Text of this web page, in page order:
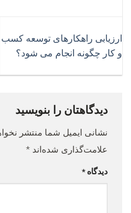
ارزیابی راهکارهای توسعه کسب
و کار چگونه انجام می شود؟
دیدگاهتان را بنویسید
نشانی ایمیل شما منتشر
علامت‌گذاری شده‌اند *
دیدگاه*